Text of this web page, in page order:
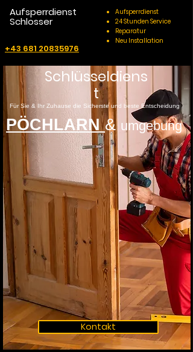
Aufsperrdienst
Schlosser
+43 681 20835976
Aufsperrdienst
24 Stunden Service
Reparatur
Neu Installation
Schlüsseldiens
t
Für Sie & Ihr Zuhause die Sicherste und beste Entscheidung
PÖCHLARN& umgebung
Kontakt